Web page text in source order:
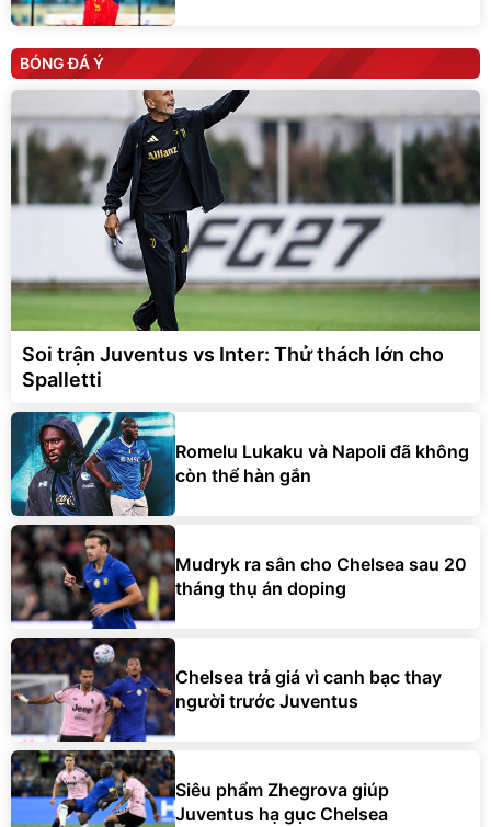
BÓNG ĐÁ Ý
Soi trận Juventus vs Inter: Thử thách lớn cho
Spalletti
Romelu Lukaku và Napoli đã không
còn thể hàn gắn
Mudryk ra sân cho Chelsea sau 20
tháng thụ án doping
Chelsea trả giá vì canh bạc thay
người trước Juventus
Siêu phẩm Zhegrova giúp
Juventus hạ gục Chelsea